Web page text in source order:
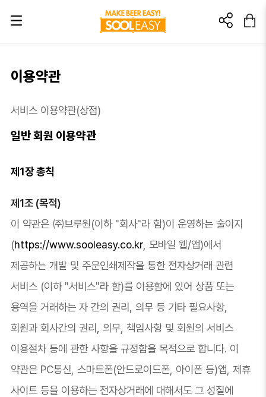
초대링크? 이렇게 활용해 보세요!
이 링크를 친구에게 추천해보세요.
이 링크를 통해 가입/구매 발생 시
소정의 소개 포인트를 드립니다.
가입 : 부정행위방지를 위해 본인인증 후 포인트가 지급됩니다.
첫구매 : 부정행위방지를 위해 상품배송완료 후 포인트가 지급됩니다.
이용약관
서비스 이용약관(상점)
일반 회원 이용약관
제1장 총칙
제1조 (목적)
이 약관은 ㈜브루원(이하 "회사"라 함)이 운영하는 술이지
(https://www.sooleasy.co.kr, 모바일 웹/앱)에서
제공하는 개발 및 주문인쇄제작을 통한 전자상거래 관련
서비스 (이하 "서비스"라 함)를 이용함에 있어 상품 또는
용역을 거래하는 자 간의 권리, 의무 등 기타 필요사항,
회원과 회사간의 권리, 의무, 책임사항 및 회원의 서비스
이용절차 등에 관한 사항을 규정함을 목적으로 합니다. 이
약관은 PC통신, 스마트폰(안드로이드폰, 아이폰 등)앱, 제휴
사이트 등을 이용하는 전자상거래에 대해서도 그 성질에